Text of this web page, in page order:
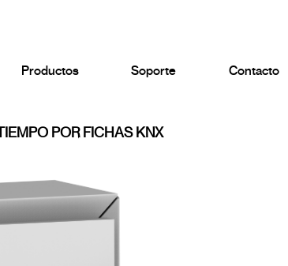
Productos Soporte Contacto
POR FICHAS KNX